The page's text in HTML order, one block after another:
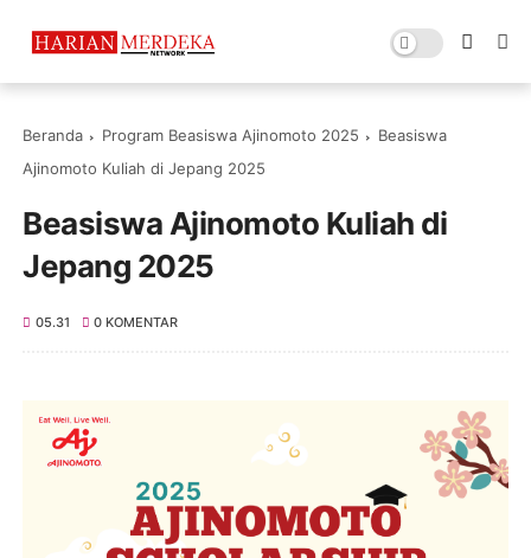
Beranda Program Beasiswa Ajinomoto 2025
Beasiswa
Ajinomoto Kuliah di Jepang 2025
Beasiswa Ajinomoto Kuliah di
Jepang 2025
05.31 0 KOMENTAR